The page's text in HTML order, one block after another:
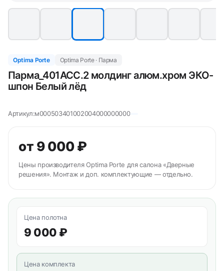
Optima Porte Optima Porte · Парма
Парма_401АСС.2 молдинг алюм.хром ЭКО-
шпон Белый лёд
Артикул:м000503401002004000000000
от 9 000 ₽
Цены производителя Optima Porte для салона «Дверные
решения». Монтаж и доп. комплектующие — отдельно.
Цена полотна
9 000 ₽
Цена комплекта